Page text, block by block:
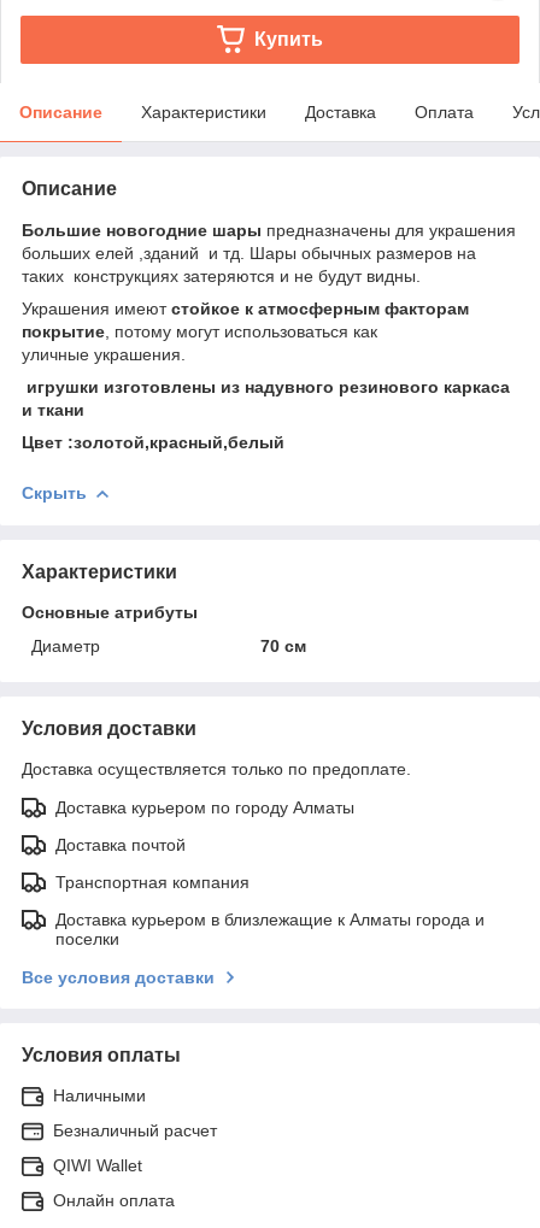
Купить
Описание Характеристики Доставка Оплата
Описание
Большие новогодние шары предназначены для украшения
больших елей ,зданий и тд. Шары обычных размеров на
таких конструкциях затеряются и не будут видны.
Украшения имеютстойкое к атмосферным факторам
покрытие , потому могут использоваться как
уличные украшения.
игрушки изготовлены из надувного резинового каркаса
и ткани
Цвет :золотой,красный,белый
Скрыть
Характеристики
Основные атрибуты
Диаметр
70 см
Условия доставки
Доставка осуществляется только по предоплате.
Доставка курьером по городу Алматы
Доставка почтой
Транспортная компания
Доставка курьером в близлежащие к Алматы города и
поселки
Все условия доставки
Условия оплаты
Наличными
Безналичный расчет
QIWI Wallet
Онлайн оплата